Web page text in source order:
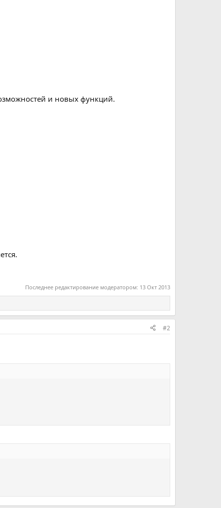
и новых функций.
Последнее редактирование модератором: 13 Окт 2013
#2